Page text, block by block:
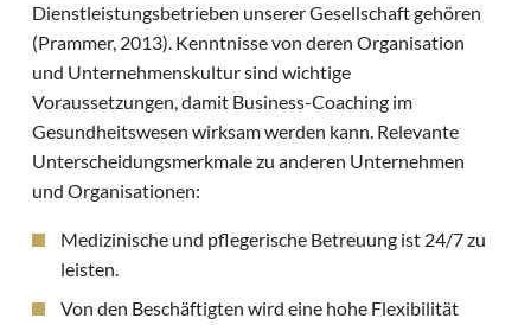
Dienstleistungsbetrieben unserer Gesellschaft gehören
(Prammer, 2013). Kenntnisse von deren Organisation
und Unternehmenskultur sind wichtige
Voraussetzungen, damit Business-Coaching im
Gesundheitswesen wirksam werden kann. Relevante
Unterscheidungsmerkmale zu anderen Unternehmen
und Organisationen:
Medizinische und pflegerische Betreuung ist 24/7 zu
leisten.
Von den Beschäftigten wird eine hohe Flexibilität